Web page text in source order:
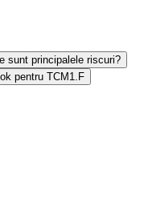
sunt principalele riscuri?
pentru TCM1.F